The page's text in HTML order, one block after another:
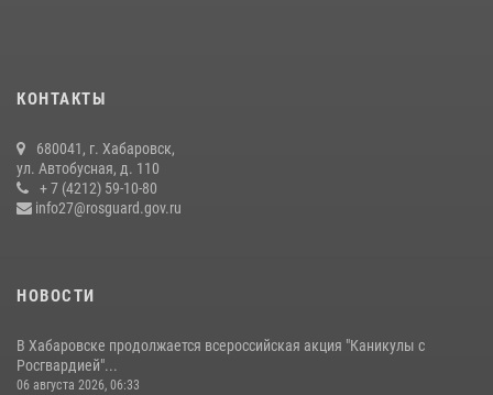
В Хабаровске военный оркестр Росгвардии принял участие в
праздновании Дня Военно-морского флота России
27 июля 2026, 01:42 4
КОНТАКТЫ
680041, г. Хабаровск,
ул. Автобусная, д. 110
+ 7 (4212) 59-10-80
info27@rosguard.gov.ru
НОВОСТИ
В Хабаровске продолжается всероссийская акция "Каникулы с
Росгвардией"...
06 августа 2026, 06:33